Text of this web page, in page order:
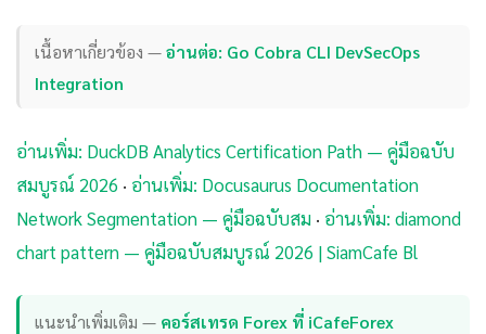
เนื้อหาเกี่ยวข้อง —อ่านต่อ: Go Cobra CLI DevSecOps
Integration
อ่านเพิ่ม: DuckDB Analytics Certification Path — คู่มือฉบับ
สมบูรณ์ 2026 · อ่านเพิ่ม: Docusaurus Documentation
Network Segmentation — คู่มือฉบับสม · อ่านเพิ่ม: diamond
chart pattern — คู่มือฉบับสมบูรณ์ 2026 | SiamCafe Bl
แนะนำเพิ่มเติม — คอร์สเทรด Forex ที่ iCafeForex